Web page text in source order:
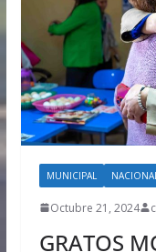
MUNICIPAL NACIONAL
Octubre 21, 2024
GRATOS